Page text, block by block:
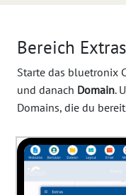
Bereich
Starte das bluetronix
und danach Domain.
Domains, die du